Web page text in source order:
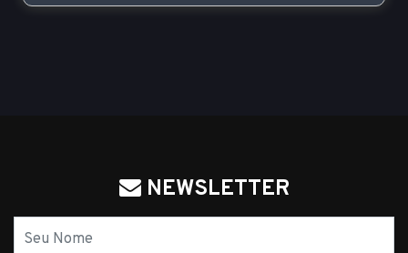
NEWSLETTER